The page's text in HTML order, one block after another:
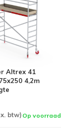
Altrex 41
4,2m
btw) Op voorraad